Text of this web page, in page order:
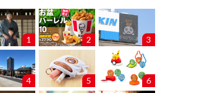
1 2 3
4 5 6